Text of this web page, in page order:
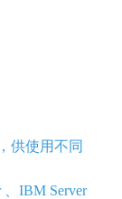
供使用不同
IBM Server